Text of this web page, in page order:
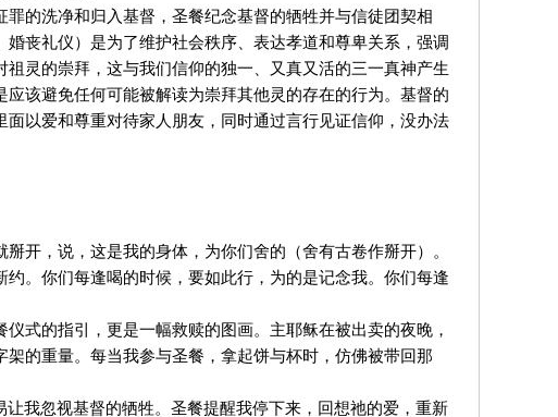
的洗净和归入基督，圣餐纪念基督的牺牲并与信徒团契相
丧礼仪）是为了维护社会秩序、表达孝道和尊卑关系，强调
灵的崇拜，这与我们信仰的独一、又真又活的三一真神产生
该避免任何可能被解读为崇拜其他灵的存在的行为。基督的
以爱和尊重对待家人朋友，同时通过言行见证信仰，没办法
开，说，这是我的身体，为你们舍的（舍有古卷作掰开）。
。你们每逢喝的时候，要如此行，为的是记念我。你们每逢
式的指引，更是一幅救赎的图画。主耶稣在被出卖的夜晚，
的重量。每当我参与圣餐，拿起饼与杯时，仿佛被带回那
我忽视基督的牺牲。圣餐提醒我停下来，回想祂的爱，重新